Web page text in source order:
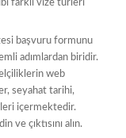
farklı vize türleri
başvuru formunu
adımlardan biridir.
web
seyahat tarihi,
içermektedir.
ve çıktısını alın.